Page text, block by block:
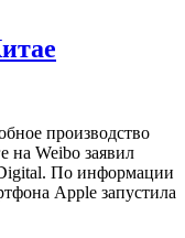
производство
на Weibo заявил
По информации
Apple запустила